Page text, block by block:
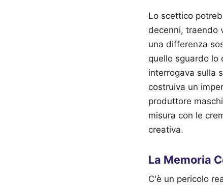
Lo scettico
decenni, traendo
una differenza
quello sguardo lo
interrogava sulla
costruiva un
produttore
misura con le
creativa.
La Memoria
C'è un pericolo